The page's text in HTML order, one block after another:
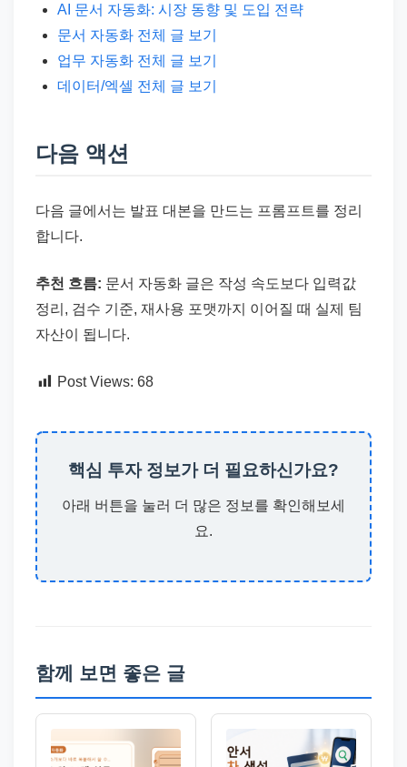
AI 문서 자동화: 시장 동향 및 도입 전략
문서 자동화 전체 글 보기
업무 자동화 전체 글 보기
데이터/엑셀 전체 글 보기
다음 액션
다음 글에서는 발표 대본을 만드는 프롬프트를 정리
합니다.
추천 흐름: 문서 자동화 글은 작성 속도보다 입력값
정리, 검수 기준, 재사용 포맷까지 이어질 때 실제 팀
자산이 됩니다.
Post Views: 68
핵심 투자 정보가 더 필요하신가요?
아래 버튼을 눌러 더 많은 정보를 확인해보세
요.
함께 보면 좋은 글